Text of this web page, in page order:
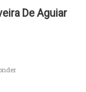
De Aguiar